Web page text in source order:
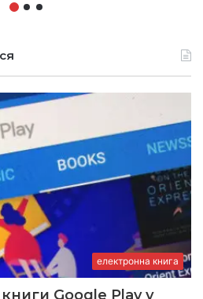
електронна книга
Google Play у